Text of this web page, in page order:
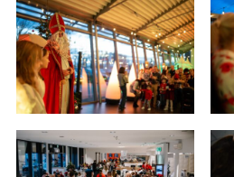
uchylenia dyrektywy 95/46/
rozporządzenie o ochronie
informujemy o zasadach
Państwa danych osobowych
przysługujących Państwu
związanych.
są:
1. LELLEK sp. z o.o. ul.